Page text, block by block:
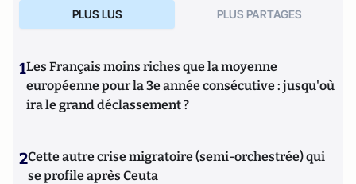
PLUS LUS PLUS PARTAGES
1Les Français moins riches que la moyenne
européenne pour la 3e année consécutive : jusqu'où
ira le grand déclassement ?
2Cette autre crise migratoire (semi-orchestrée) qui
se profile après Ceuta